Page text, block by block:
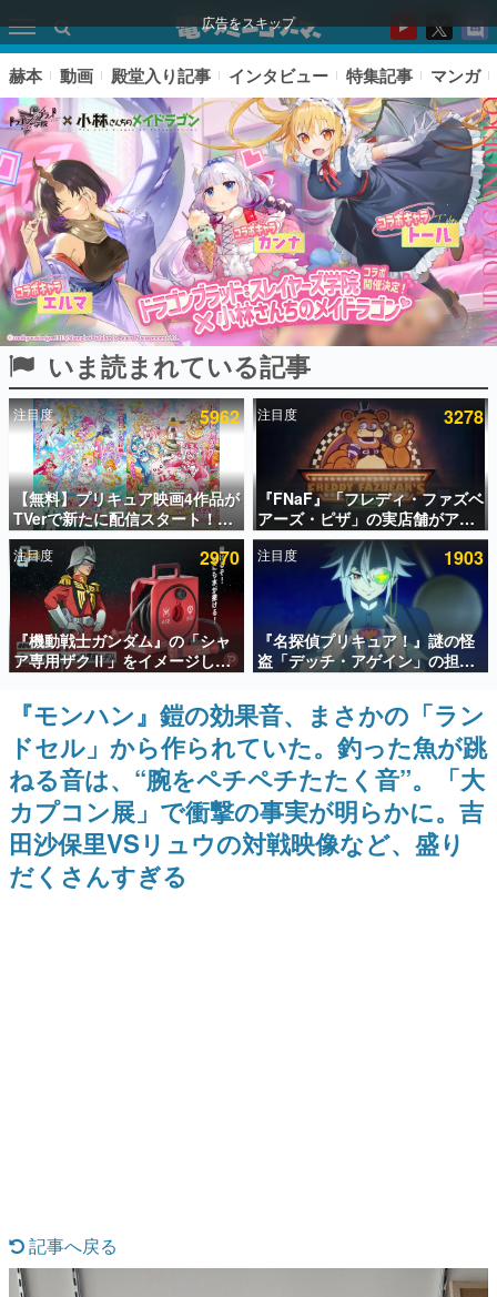
広告をスキップ
ピックアップ
電ファミのいま読まれている記事ランキング
アプリセール情報
インタビュー
連載・特集一覧
殿堂入り記事
SNS拡散数が数千以上！ ページビュー数万以上！ などな
ど。多くの人々に読まれた、電ファミ渾身の“殿堂入り”記
事をまとめました。
ゲームの企画書
名作ゲームクリエイターの方々に製作時のエピソードをお
聞きし、ヒットする企画（ゲーム）とは何か？を探ってい
きます。
赫本
この物語を解いてはいけない。『赫本』は、〈試験問題〉
の形をした短編ホラー小説集です。
新世代に訊く
具体的な形から解き明かしていく、硬派で骨太な評論連載
赫本 動画 殿堂入り記事 インタビュー 特集記事 マンガ
いま読まれている記事
注目度 5962
【無料】プリキュア映画4作品が
TVerで新たに配信スタート！な
んと2018年～2024年の映画ほぼ
すべてが見放題に、ぶっちゃけ
ありえないラインナップ
注目度 3278
『FNaF』「フレディ・ファズベ
アーズ・ピザ」の実店舗がアメ
リカの商業施設「American
Dream」に2027年オープン！
ScottGamesとの共同開発、食
事だけでなくステージショーや
没入型のホラー体験も楽しめる
注目度 2970
『機動戦士ガンダム』の「シャ
ア専用ザクⅡ」をイメージした
散水ホースリールが予約開始。
本体にはシャアのパーソナルマ
ークやジオン公国軍のエンブレ
ム、型式番号などを配置
注目度 1903
『名探偵プリキュア！』謎の怪
盗「デッチ・アゲイン」の担当
キャストは天﨑滉平さんと判
明。『Re:ゼロから始める異世
界生活』オットー役、『ヒプノ
シスマイク』山田三郎役など
『モンハン』鎧の効果音、まさかの「ラン
ドセル」から作られていた。釣った魚が跳
ねる音は、“腕をペチペチたたく音”。「大
カプコン展」で衝撃の事実が明らかに。吉
田沙保里VSリュウの対戦映像など、盛り
だくさんすぎる
記事へ戻る